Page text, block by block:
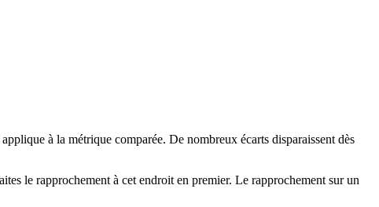
à la métrique comparée. De nombreux écarts disparaissent dès
le rapprochement à cet endroit en premier. Le rapprochement sur un